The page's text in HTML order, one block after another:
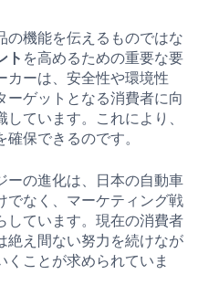
の機能を伝えるものではな
ト を高めるための重要な要
カーは、安全性や環境性
ーゲットとなる消費者に向
ています。これにより、
保できるのです。
ーの進化は、日本の自動車
でなく、マーケティング戦
しています。現在の消費者
絶え間ない努力を続けなが
くことが求められていま